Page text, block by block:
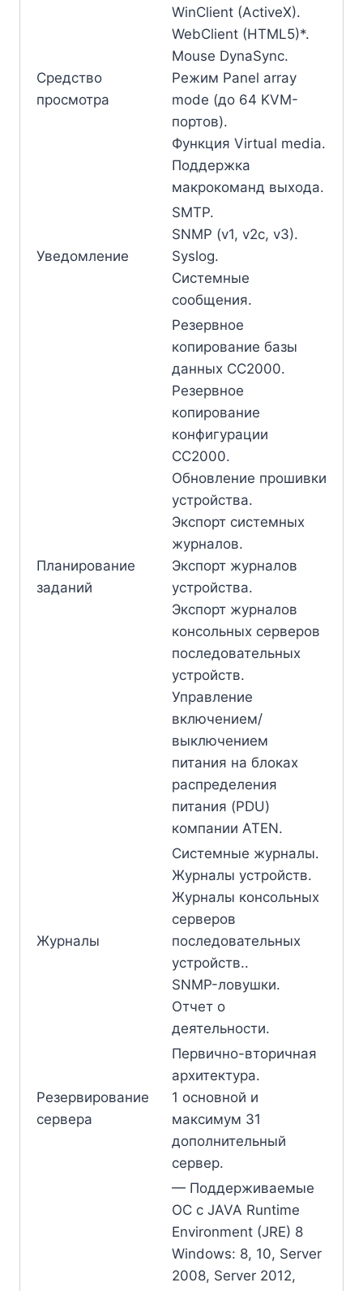
Средство
просмотра
WinClient (ActiveX).
WebClient (HTML5)*.
Mouse DynaSync.
Режим Panel array
mode (до 64 KVM-
портов).
Функция Virtual media.
Поддержка
макрокоманд выхода.
Уведомление
SMTP.
SNMP (v1, v2c, v3).
Syslog.
Системные
сообщения.
Планирование
заданий
Резервное
копирование базы
данных CC2000.
Резервное
копирование
конфигурации
CC2000.
Обновление прошивки
устройства.
Экспорт системных
журналов.
Экспорт журналов
устройства.
Экспорт журналов
консольных серверов
последовательных
устройств.
Управление
включением/
выключением
питания на блоках
распределения
питания (PDU)
компании ATEN.
Журналы
Системные журналы.
Журналы устройств.
Журналы консольных
серверов
последовательных
устройств..
SNMP-ловушки.
Отчет о
деятельности.
Резервирование
сервера
Первично-вторичная
архитектура.
1 основной и
максимум 31
дополнительный
сервер.
— Поддерживаемые
ОС с JAVA Runtime
Environment (JRE) 8
Windows: 8, 10, Server
2008, Server 2012,